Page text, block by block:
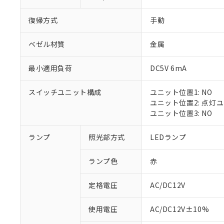
復帰方式 手動
ベゼル材質 金属
最小適用負荷 DC5V 6mA
スイッチユニット構成
ユニット位置1: NO
ユニット位置2: 点灯
ユニット位置3: NO
ランプ 照光部方式 LEDランプ
ランプ色 赤
定格電圧 AC/DC12V
使用電圧 AC/DC12V±10%
ご利用条件
※1 対応状況
調査・確認中：
非該当品：ライセ
仕入先様の事情に
があります。
※1 中国